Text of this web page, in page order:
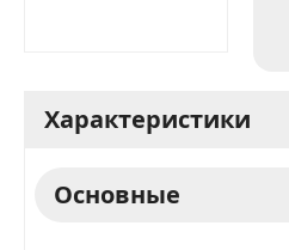
Характеристики
Основные